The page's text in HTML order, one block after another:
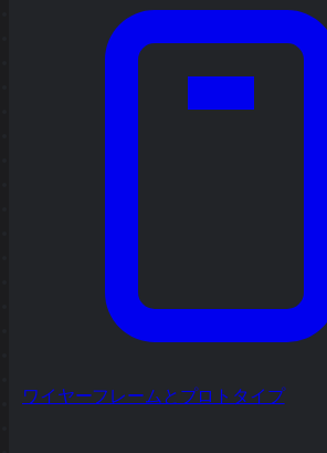
ワイヤーフレームとプロトタイプ